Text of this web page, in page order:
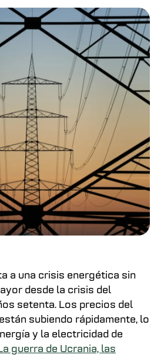
a una crisis energética sin
desde la crisis del
setenta. Los precios del
subiendo rápidamente, lo
y la electricidad de
guerra de Ucrania, las